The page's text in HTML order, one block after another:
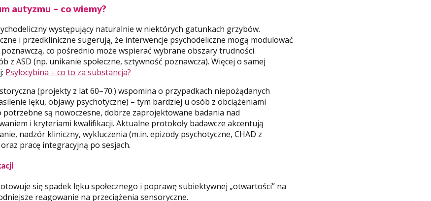
autyzmu – co wiemy?
występujący naturalnie w niektórych gatunkach grzybów.
i przedkliniczne sugerują, że interwencje psychodeliczne mogą modulować
co pośrednio może wspierać wybrane obszary trudności
z ASD (np. unikanie społeczne, sztywność poznawcza). Więcej o samej
Psylocybina – co to za substancja?
(projekty z lat 60–70.) wspomina o przypadkach niepożądanych
lęku, objawy psychotyczne) – tym bardziej u osób z obciążeniami
potrzebne są nowoczesne, dobrze zaprojektowane badania nad
i kryteriami kwalifikacji. Aktualne protokoły badawcze akcentują
nadzór kliniczny, wykluczenia (m.in. epizody psychotyczne, CHAD z
pracę integracyjną po sesjach.
się spadek lęku społecznego i poprawę subiektywnej „otwartości” na
reagowanie na przeciążenia sensoryczne.